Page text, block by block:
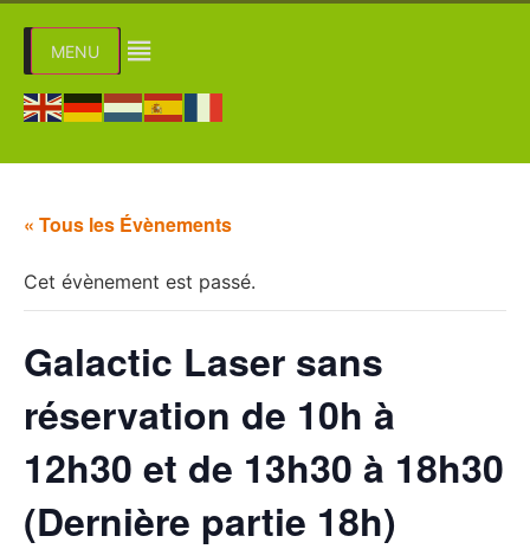
MENU
« Tous les Évènements
Cet évènement est passé.
Galactic Laser sans
réservation de 10h à
12h30 et de 13h30 à 18h30
(Dernière partie 18h)